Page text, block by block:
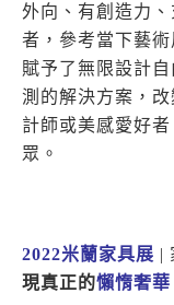
外向、有創造力
者，參考當下藝
賦予了無限設計
測的解決方案，
計師或美感愛好
眾。
2022米蘭家具展 |
現真正的懶惰奢華